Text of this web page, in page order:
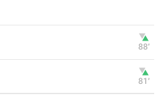
88‎’‎
81‎’‎